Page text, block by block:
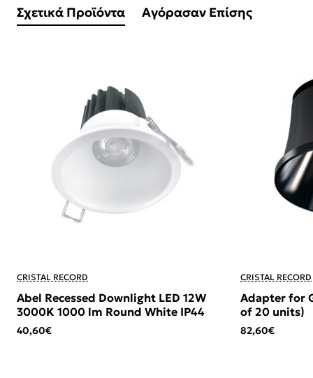
Σχετικά Προϊόντα Αγόρασαν Επίσης
CRISTAL RECORD
Abel Recessed Downlight LED 12W
3000K 1000 lm Round White IP44
40,60€
CRISTAL RECORD
Adapter for
of 20 units)
82,60€